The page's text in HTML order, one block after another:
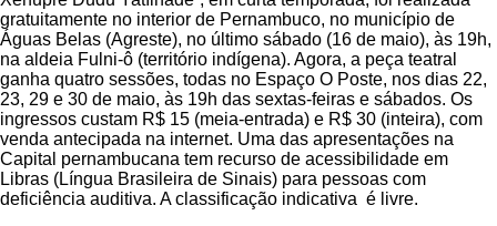
gratuitamente no interior de Pernambuco, no município de
Águas Belas (Agreste), no último sábado (16 de maio), às 19h,
na aldeia Fulni-ô (território indígena). Agora, a peça teatral
ganha quatro sessões, todas no Espaço O Poste, nos dias 22,
23, 29 e 30 de maio, às 19h das sextas-feiras e sábados. Os
ingressos custam R$ 15 (meia-entrada) e R$ 30 (inteira), com
venda antecipada na internet. Uma das apresentações na
Capital pernambucana tem recurso de acessibilidade em
Libras (Língua Brasileira de Sinais) para pessoas com
deficiência auditiva. A classificação indicativa é livre.